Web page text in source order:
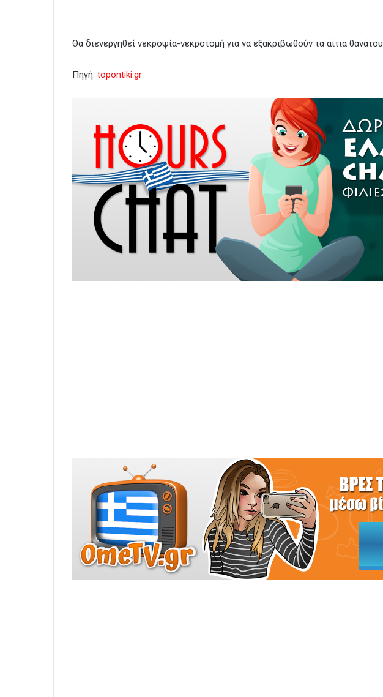
Θα διενεργηθεί νεκροψία-νεκροτομή για να εξακριβωθούν τα αίτια θανάτου
Πηγή: topontiki.gr